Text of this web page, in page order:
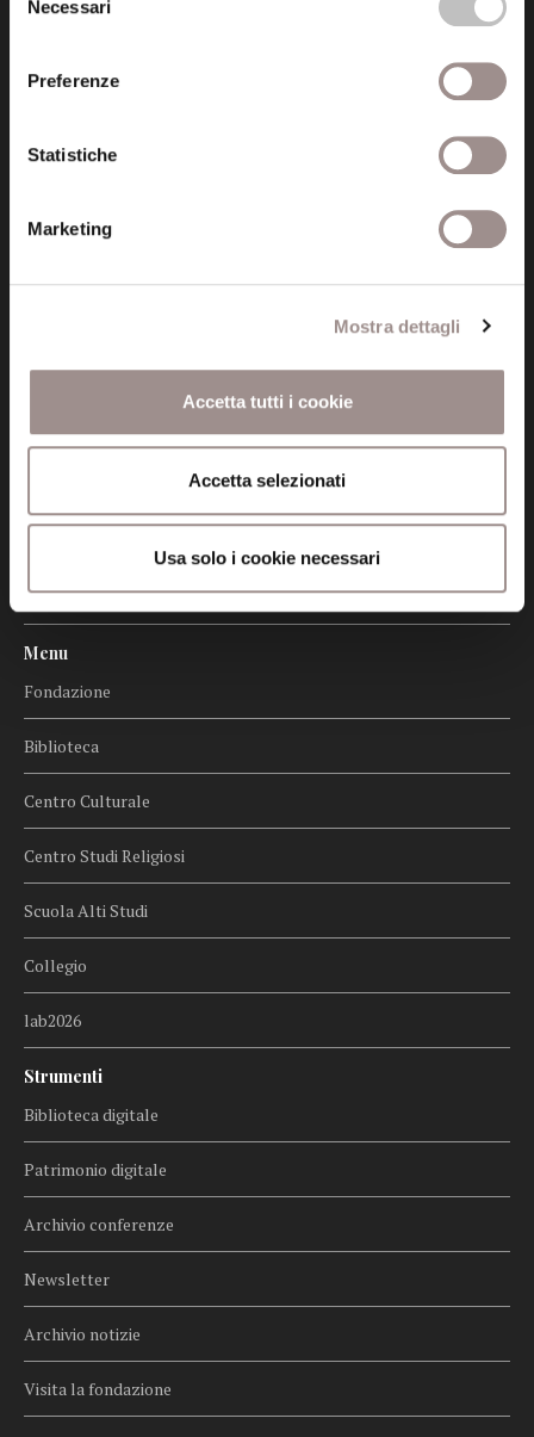
delNecessari
Preferenze
Statistiche
Marketing
Mostra dettagli
Accetta tutti i cookie
Accetta selezionati
Usa solo i cookie necessari
fondazionecollegiosancarlo@legalmail.it
Informazioni
Certificazioni
Cookie policy
Whistleblowing
Menu
Fondazione
Biblioteca
Centro Culturale
Centro Studi Religiosi
Scuola Alti Studi
Collegio
lab2026
Strumenti
Biblioteca digitale
Patrimonio digitale
Archivio conferenze
Newsletter
Archivio notizie
Visita la fondazione